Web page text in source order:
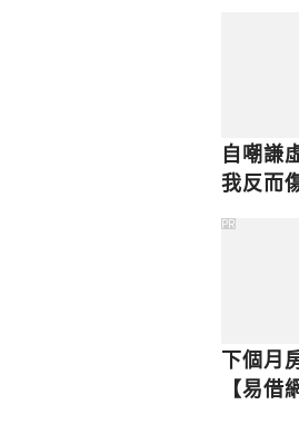
自嘲謙
我反而
下個月
【易借
PR